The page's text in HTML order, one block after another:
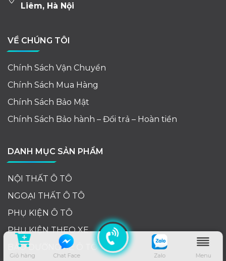
Giỏ hàng Chat Face Zalo Menu
Liêm, Hà Nội
VỀ CHÚNG TÔI
Chính Sách Vận Chuyển
Chính Sách Mua Hàng
Chính Sách Bảo Mật
Chính Sách Bảo hành – Đổi trả – Hoàn tiền
DANH MỤC SẢN PHẨM
NỘI THẤT Ô TÔ
NGOẠI THẤT Ô TÔ
PHỤ KIỆN Ô TÔ
PHỤ KIỆN THEO XE
BẢO DƯỠNG XE Ô TÔ